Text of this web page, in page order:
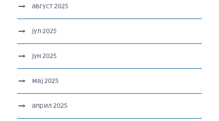
август 2025
јул 2025
јун 2025
мај 2025
април 2025